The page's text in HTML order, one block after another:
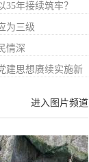
年接续筑牢？
为三级
情深
建思想赓续实施新
进入图片频道